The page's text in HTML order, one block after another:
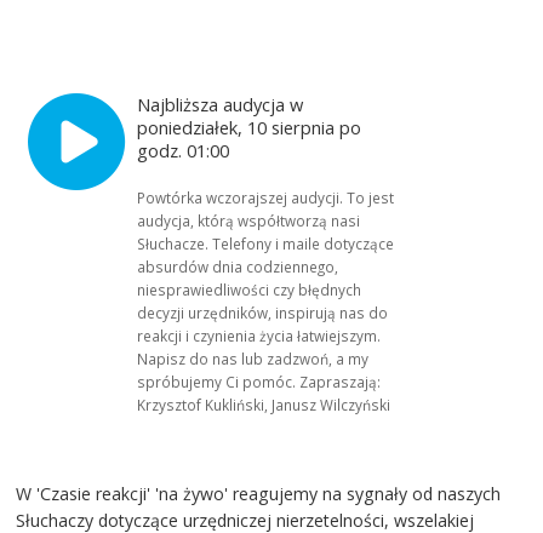
Najbliższa audycja w
poniedziałek, 10 sierpnia po
godz. 01:00
Powtórka wczorajszej audycji. To jest
audycja, którą współtworzą nasi
Słuchacze. Telefony i maile dotyczące
absurdów dnia codziennego,
niesprawiedliwości czy błędnych
decyzji urzędników, inspirują nas do
reakcji i czynienia życia łatwiejszym.
Napisz do nas lub zadzwoń, a my
spróbujemy Ci pomóc. Zapraszają:
Krzysztof Kukliński, Janusz Wilczyński
W 'Czasie reakcji' 'na żywo' reagujemy na sygnały od naszych
Słuchaczy dotyczące urzędniczej nierzetelności, wszelakiej